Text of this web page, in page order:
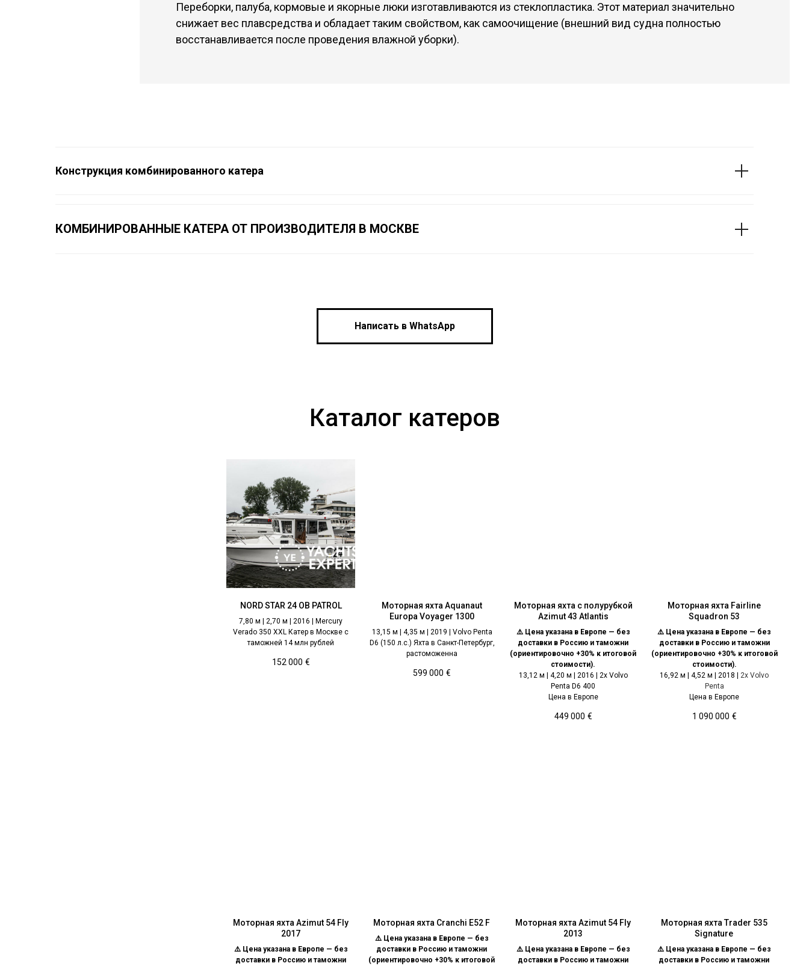
Переборки, палуба, кормовые и якорные люки изготавливаются из стеклопластика. Этот материал значительно
снижает вес плавсредства и обладает таким свойством, как самоочищение (внешний вид судна полностью
восстанавливается после проведения влажной уборки).
Конструкция комбинированного катера
КОМБИНИРОВАННЫЕ КАТЕРА ОТ ПРОИЗВОДИТЕЛЯ В МОСКВЕ
Написать в WhatsApp
Каталог катеров
NORD STAR 24 OB PATROL
7,80 м | 2,70 м | 2016 | Mercury
Verado 350 XXL Катер в Москве с
таможней 14 млн рублей
152 000 €
Моторная яхта Aquanaut
Europa Voyager 1300
13,15 м | 4,35 м | 2019 | Volvo Penta
D6 (150 л.с.) Яхта в Санкт-Петербург,
растоможенна
599 000 €
Моторная яхта с полурубкой
Azimut 43 Atlantis
⚠️ Цена указана в Европе — без
доставки в Россию и таможни
(ориентировочно +30% к итоговой
стоимости).
13,12 м | 4,20 м | 2016 | 2x Volvo
Penta D6 400
Цена в Европе
449 000 €
Моторная яхта Fairline
Squadron 53
⚠️ Цена указана в Европе — без
доставки в Россию и таможни
(ориентировочно +30% к итоговой
стоимости).
16,92 м | 4,52 м | 2018 |2x Volvo
Penta
Цена в Европе
1 090 000 €
Моторная яхта Azimut 54 Fly
2017
⚠️ Цена указана в Европе — без
доставки в Россию и таможни
Моторная яхта Cranchi E52 F
⚠️ Цена указана в Европе — без
доставки в Россию и таможни
(ориентировочно +30% к итоговой
Моторная яхта Azimut 54 Fly
2013
⚠️ Цена указана в Европе — без
доставки в Россию и таможни
Моторная яхта Trader 535
Signature
⚠️ Цена указана в Европе — без
доставки в Россию и таможни